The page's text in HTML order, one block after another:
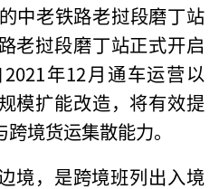
中老铁路老挝段磨丁站
老挝段磨丁站正式开启
年12月通车运营以
模扩能改造，将有效提
境货运集散能力。
境，是跨境班列出入境